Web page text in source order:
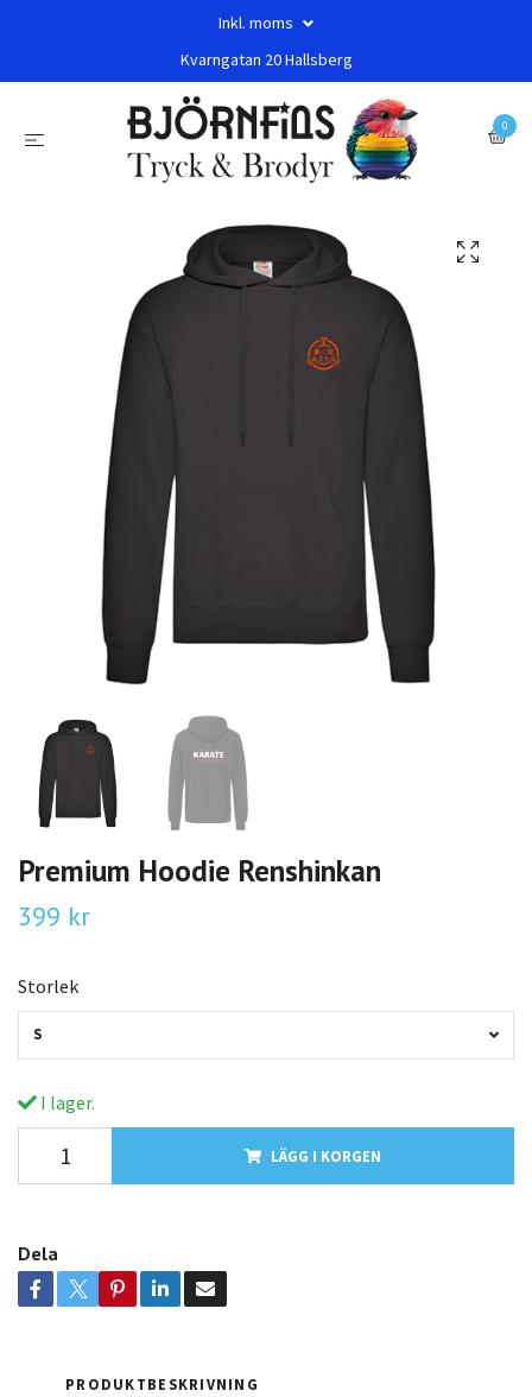
Inkl. moms
Kvarngatan 20 Hallsberg
0
Premium Hoodie Renshinkan
399 kr
Storlek
S
I lager.
LÄGG I KORGEN
Dela
PRODUKTBESKRIVNING